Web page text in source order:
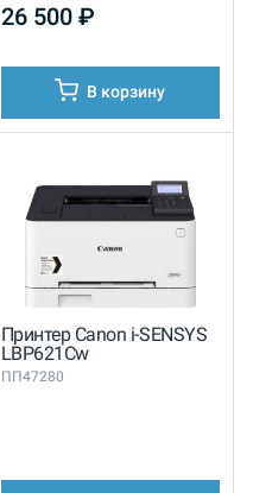
26 500 ₽
В корзину
Принтер Canon i-SENSYS
LBP621Cw
ПП47280